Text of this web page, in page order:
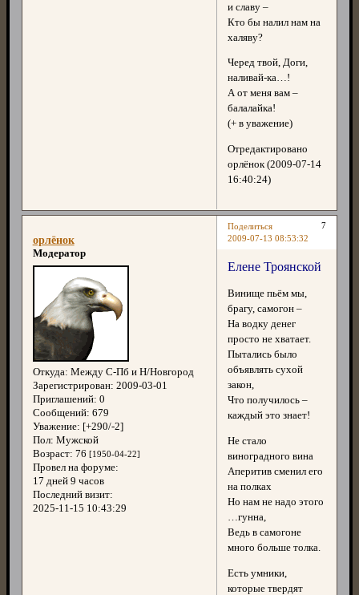
и славу –
Кто бы налил нам на
халяву?
Черед твой, Доги,
наливай-ка…!
А от меня вам –
балалайка!
(+ в уважение)
Отредактировано
орлёнок (2009-07-14
16:40:24)
Поделиться
7
2009-07-13 08:53:32
орлёнок
Модератор
Откуда: Между С-Пб и Н/Новгород
Зарегистрирован: 2009-03-01
Приглашений: 0
Сообщений: 679
Уважение: [+290/-2]
Пол: Мужской
Возраст: 76 [1950-04-22]
Провел на форуме:
17 дней 9 часов
Последний визит:
2025-11-15 10:43:29
Елене Троянской
Винище пьём мы,
брагу, самогон –
На водку денег
просто не хватает.
Пытались было
объявлять сухой
закон,
Что получилось –
каждый это знает!
Не стало
виноградного вина
Аперитив сменил его
на полках
Но нам не надо этого
…гунна,
Ведь в самогоне
много больше толка.
Есть умники,
которые твердят